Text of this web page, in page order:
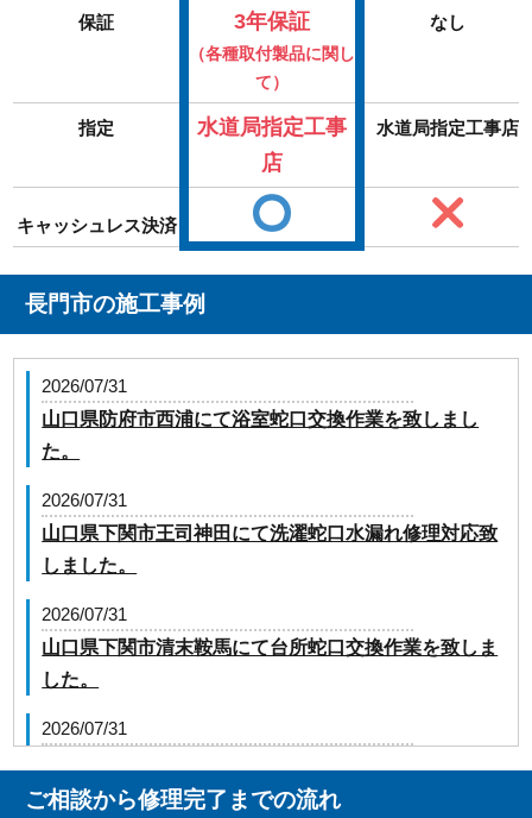
保証 3年保証
（各種取付製品に関し
て）
なし
指定
水道局指定工事
店
水道局指定工事店
キャッシュレス決済
長門市の施工事例
2026/07/31
山口県防府市西浦にて浴室蛇口交換作業を致しまし
た。
2026/07/31
山口県下関市王司神田にて洗濯蛇口水漏れ修理対応致
しました。
2026/07/31
山口県下関市清末鞍馬にて台所蛇口交換作業を致しま
した。
2026/07/31
した。
ご相談から修理完了までの流れ